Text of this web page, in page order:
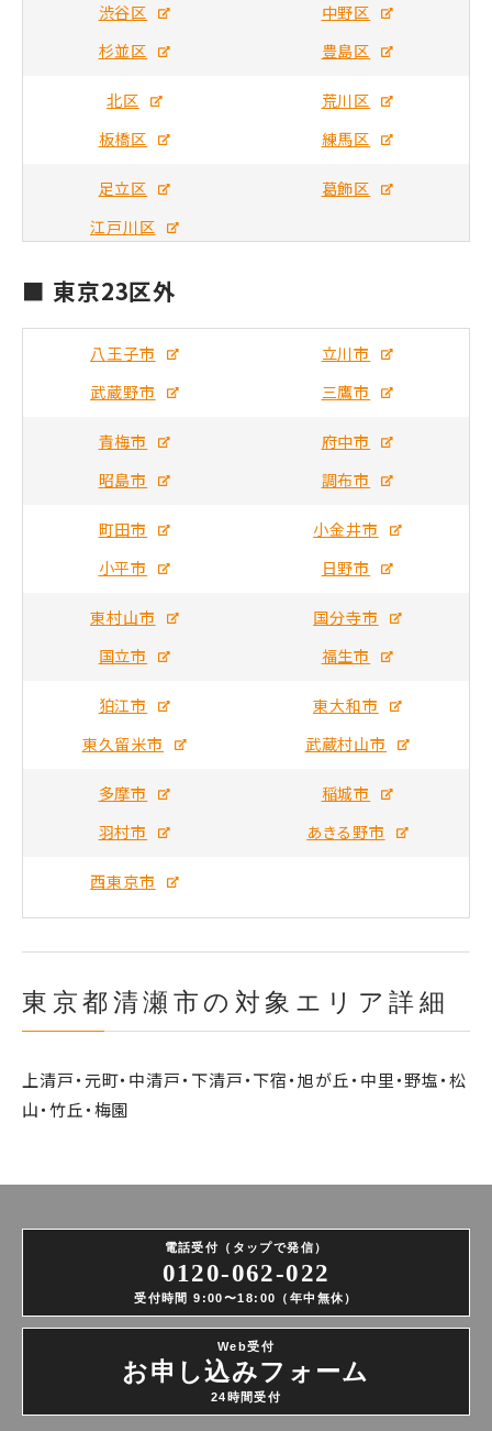
渋谷区
中野区
杉並区
豊島区
北区
荒川区
板橋区
練馬区
足立区
葛飾区
江戸川区
■ 東京23区外
八王子市
立川市
武蔵野市
三鷹市
青梅市
府中市
昭島市
調布市
町田市
小金井市
小平市
日野市
東村山市
国分寺市
国立市
福生市
狛江市
東大和市
東久留米市
武蔵村山市
多摩市
稲城市
羽村市
あきる野市
西東京市
東京都清瀬市の対象エリア詳細
上清戸・元町・中清戸・下清戸・下宿・旭が丘・中里・野塩・松
山・竹丘・梅園
電話受付（タップで発信）
0120-062-022
受付時間 9:00〜18:00（年中無休）
Web受付
お申し込みフォーム
24時間受付